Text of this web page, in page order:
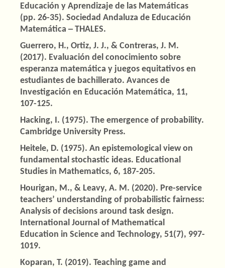
Educación y Aprendizaje de las Matemáticas
(pp. 26-35). Sociedad Andaluza de Educación
Matemática ─ THALES.
Guerrero, H., Ortiz, J. J., & Contreras, J. M.
(2017). Evaluación del conocimiento sobre
esperanza matemática y juegos equitativos en
estudiantes de bachillerato. Avances de
Investigación en Educación Matemática, 11,
107-125.
Hacking, I. (1975). The emergence of probability.
Cambridge University Press.
Heitele, D. (1975). An epistemological view on
fundamental stochastic ideas. Educational
Studies in Mathematics, 6, 187-205.
Hourigan, M., & Leavy, A. M. (2020). Pre-service
teachers’ understanding of probabilistic fairness:
Analysis of decisions around task design.
International Journal of Mathematical
Education in Science and Technology, 51(7), 997-
1019.
Koparan, T. (2019). Teaching game and